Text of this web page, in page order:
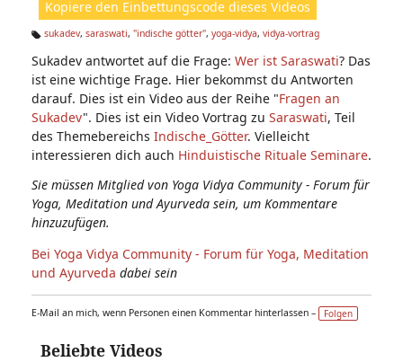
Kopiere den Einbettungscode dieses Videos
g
s:
sukadev, saraswati, "indische götter", yoga-vidya, vidya-vortrag
Sukadev antwortet auf die Frage: Wer ist Saraswati? Das
ist eine wichtige Frage. Hier bekommst du Antworten
darauf. Dies ist ein Video aus der Reihe "Fragen an
Sukadev". Dies ist ein Video Vortrag zu Saraswati, Teil
des Themebereichs Indische_Götter. Vielleicht
interessieren dich auch Hinduistische Rituale Seminare.
Sie müssen Mitglied von Yoga Vidya Community - Forum für
Yoga, Meditation und Ayurveda sein, um Kommentare
hinzuzufügen.
Bei Yoga Vidya Community - Forum für Yoga, Meditation
und Ayurveda dabei sein
E-Mail an mich, wenn Personen einen Kommentar hinterlassen – Folgen
Beliebte Videos